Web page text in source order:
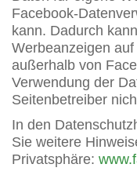
Facebook-
kann. Dadurch
Werbeanzeigen
außerhalb von
Verwendung der
Seitenbetreiber
In den
Sie weitere
Privatsphäre: